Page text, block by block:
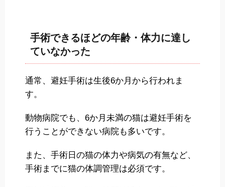
手術できるほどの年齢・体力に達し
ていなかった
通常、避妊手術は生後6か月から行われま
す。
動物病院でも、6か月未満の猫は避妊手術を
行うことができない病院も多いです。
また、手術日の猫の体力や病気の有無など、
手術までに猫の体調管理は必須です。